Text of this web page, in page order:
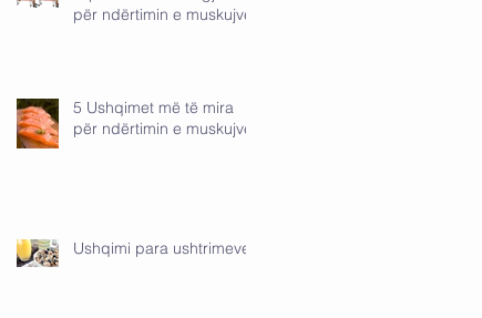
për ndërtimin e muskujve
5 Ushqimet më të mira
për ndërtimin e muskujve
Ushqimi para ushtrimeve